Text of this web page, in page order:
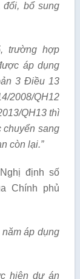
đổi, bổ sung
trường hợp
áp dụng
3 Điều 13
2008/QH12
QH13 thì
chuyển sang
còn lại.”
định số
Chính phủ
áp dụng
hiện dự án